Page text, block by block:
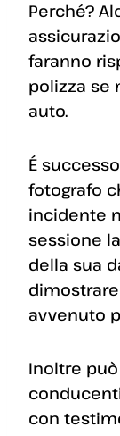
Perché?
faranno
polizza se
auto.
É
fotografo
incidente
sessione
della sua
avvenuto
Inoltre
con